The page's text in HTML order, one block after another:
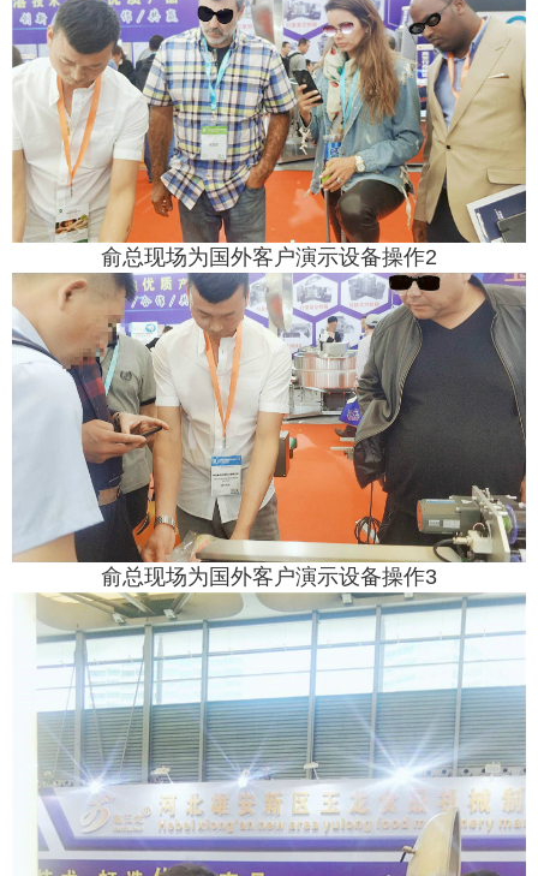
俞总现场为国外客户演示设备操作2
俞总现场为 国外客户演示设备操作3